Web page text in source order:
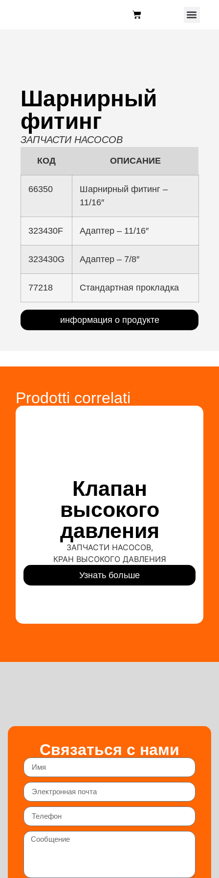
Шарнирный
фитинг
ЗАПЧАСТИ НАСОСОВ
КОД ОПИСАНИЕ
66350
Шарнирный фитинг –
11/16″
323430F Адаптер – 11/16″
323430G Адаптер – 7/8″
77218 Стандартная прокладка
информация о продукте
Prodotti correlati
Клапан
высокого
давления
ЗАПЧАСТИ НАСОСОВ,
КРАН ВЫСОКОГО ДАВЛЕНИЯ
Узнать больше
Связаться с нами